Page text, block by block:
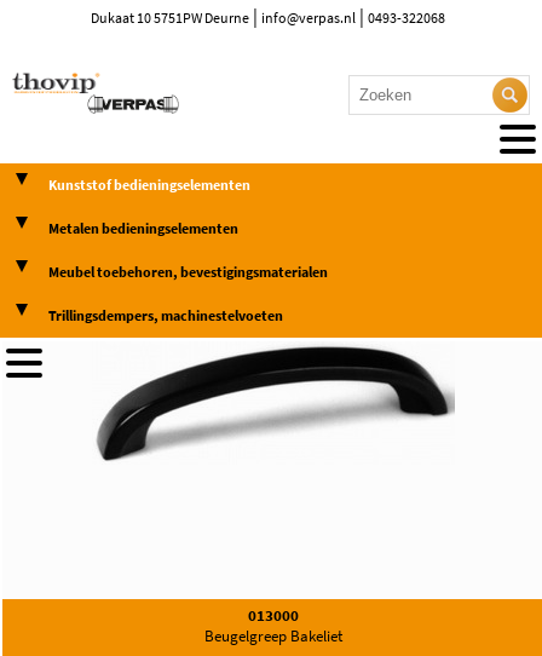
Dukaat 10 5751PW Deurne| info@verpas.nl| 0493-322068
Kunststof bedieningselementen
Metalen bedieningselementen
Meubel toebehoren, bevestigingsmaterialen
Trillingsdempers, machinestelvoeten
013000
Beugelgreep Bakeliet